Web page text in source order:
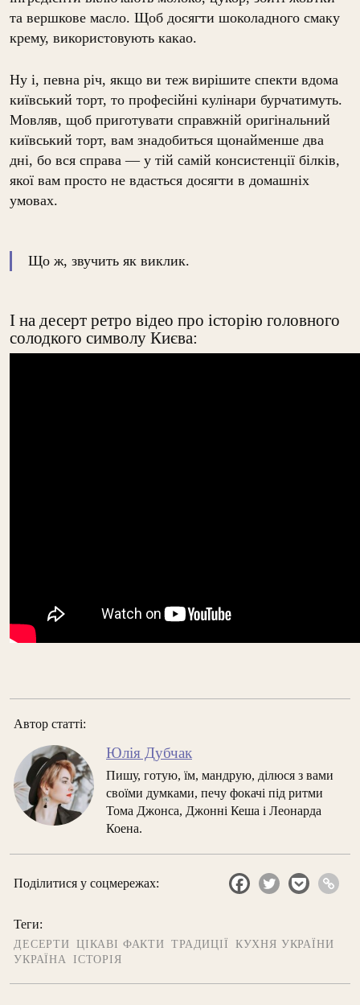
та вершкове масло. Щоб досягти шоколадного смаку
крему, використовують какао.
Ну і, певна річ, якщо ви теж вирішите спекти вдома
київський торт, то професійні кулінари бурчатимуть.
Мовляв, щоб приготувати справжній оригінальний
київський торт, вам знадобиться щонайменше два
дні, бо вся справа — у тій самій консистенції білків,
якої вам просто не вдасться досягти в домашніх
умовах.
Що ж, звучить як виклик.
І на десерт ретро відео про історію головного
солодкого символу Києва:
Автор статті:
Юлія Дубчак
Пишу, готую, їм, мандрую, ділюся з вами
своїми думками, печу фокачі під ритми
Тома Джонса, Джонні Кеша і Леонарда
Коена.
Поділитися у соцмережах:
Теги:
ДЕСЕРТИ ЦІКАВІ ФАКТИ ТРАДИЦІЇ
КУХНЯ УКРАЇНИ
УКРАЇНА
ІСТОРІЯ